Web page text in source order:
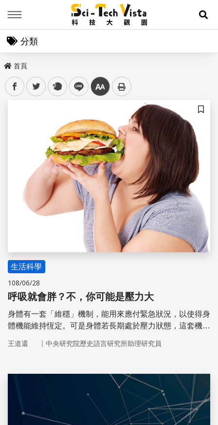
展
分類
首頁
facebooktwitter plurk line 中
儲存
生活科學
108/06/28
呼吸就會胖？不，你可能是壓力大
身體有一套「維穩」機制，能用來應付緊急狀況，以使得身
體機能維持恆定。可是身體若長期處於壓力狀態，這套機制
究顯示，小鼠在遭遇壓力時特別喜愛好吃的食物，間接造成
王道還 ｜ 中央研究院歷史語言研究所助理研究員
儲存